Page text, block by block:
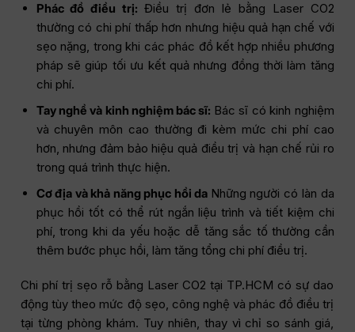
Phác đồ điều trị: Điều trị đơn lẻ bằng Laser CO2
thường có chi phí thấp hơn nhưng hiệu quả hạn chế với
sẹo nặng, trong khi các phác đồ kết hợp nhiều phương
pháp sẽ giúp tối ưu kết quả nhưng đồng thời làm tăng
chi phí.
Tay nghề và kinh nghiệm bác sĩ: Bác sĩ có kinh nghiệm
và chuyên môn cao thường đi kèm mức chi phí cao
hơn, nhưng đảm bảo hiệu quả điều trị và hạn chế rủi ro
trong quá trình thực hiện.
Cơ địa và khả năng phục hồi da Những người có làn da
phục hồi tốt có thể rút ngắn liệu trình và tiết kiệm chi
phí, trong khi da yếu hoặc dễ tăng sắc tố thường cần
thêm bước phục hồi, làm tăng tổng chi phí điều trị.
Chi phí trị sẹo rỗ bằng Laser CO2 tại TP.HCM có sự dao
động tùy theo mức độ sẹo, công nghệ và phác đồ điều trị
tại từng phòng khám. Tuy nhiên, thay vì chỉ so sánh giá,